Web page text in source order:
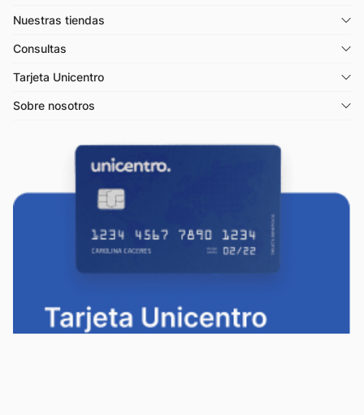
Nuestras tiendas
Consultas
Tarjeta Unicentro
Sobre nosotros